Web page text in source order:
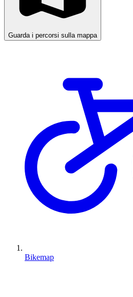
Guarda i percorsi sulla mappa
Bikemap